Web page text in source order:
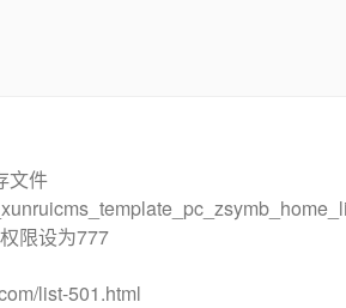
文件
限设为777
list-501.html